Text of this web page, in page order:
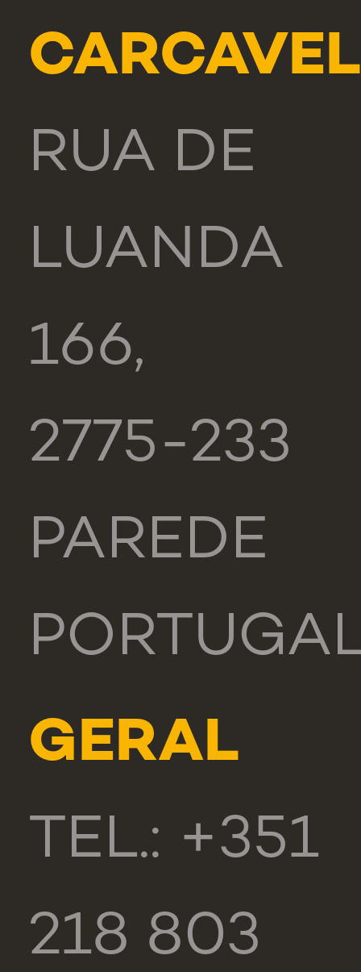
RUA DE
LUANDA
166,
2775-233
PAREDE
GERAL
TEL.: +351
218 803